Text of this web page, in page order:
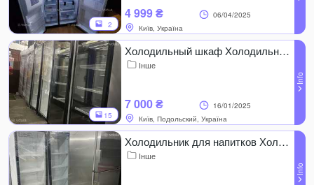
2
4 999 ₴
06/04/2025
Київ, Україна
15
Холодильный шкаф Холодильная витрина Холодильник
Інше
7 000 ₴
16/01/2025
Київ, Подольский, Україна
Холодильник для напитков Холодильный шкаф витрина
Інше